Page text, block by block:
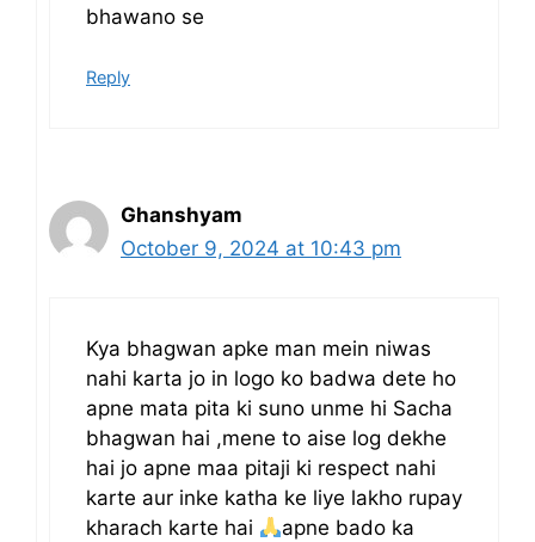
bhawano se
Reply
Ghanshyam
October 9, 2024 at 10:43 pm
Kya bhagwan apke man mein niwas
nahi karta jo in logo ko badwa dete ho
apne mata pita ki suno unme hi Sacha
bhagwan hai ,mene to aise log dekhe
hai jo apne maa pitaji ki respect nahi
karte aur inke katha ke liye lakho rupay
kharach karte hai
apne bado ka